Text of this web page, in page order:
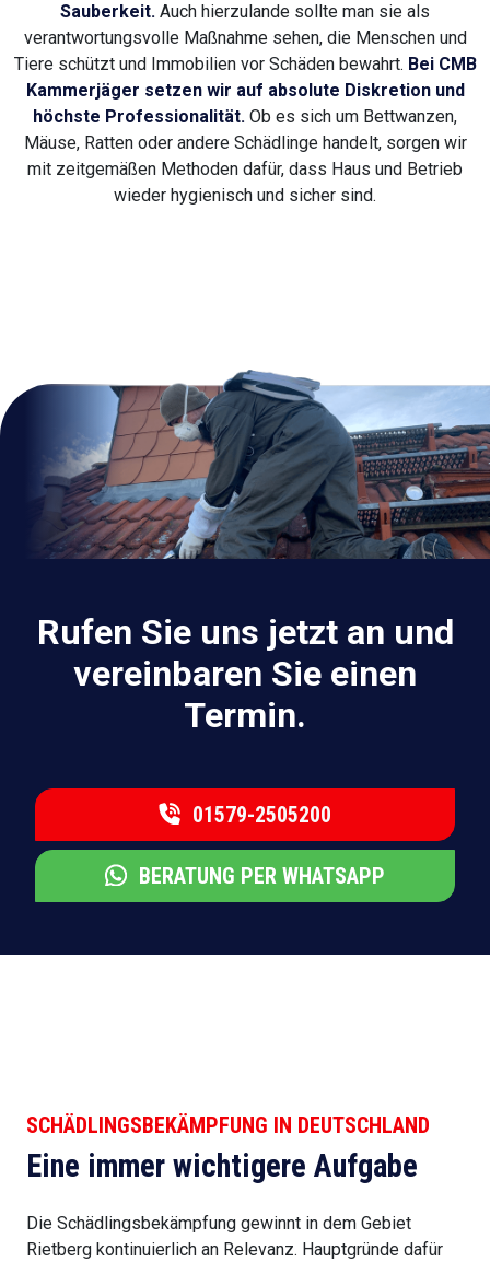
Sauberkeit. Auch hierzulande sollte man sie als
verantwortungsvolle Maßnahme sehen, die Menschen und
Tiere schützt und Immobilien vor Schäden bewahrt. Bei CMB
Kammerjäger setzen wir auf absolute Diskretion und
höchste Professionalität. Ob es sich um Bettwanzen,
Mäuse, Ratten oder andere Schädlinge handelt, sorgen wir
mit zeitgemäßen Methoden dafür, dass Haus und Betrieb
wieder hygienisch und sicher sind.
Rufen Sie uns jetzt an und
vereinbaren Sie einen
Termin.
01579-2505200
BERATUNG PER WHATSAPP
SCHÄDLINGSBEKÄMPFUNG IN DEUTSCHLAND
Eine immer wichtigere Aufgabe
Die Schädlingsbekämpfung gewinnt in dem Gebiet
Rietberg kontinuierlich an Relevanz. Hauptgründe dafür